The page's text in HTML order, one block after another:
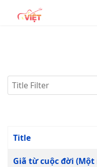
Title Filter
Articles
Title
Giã từ cuộc đời